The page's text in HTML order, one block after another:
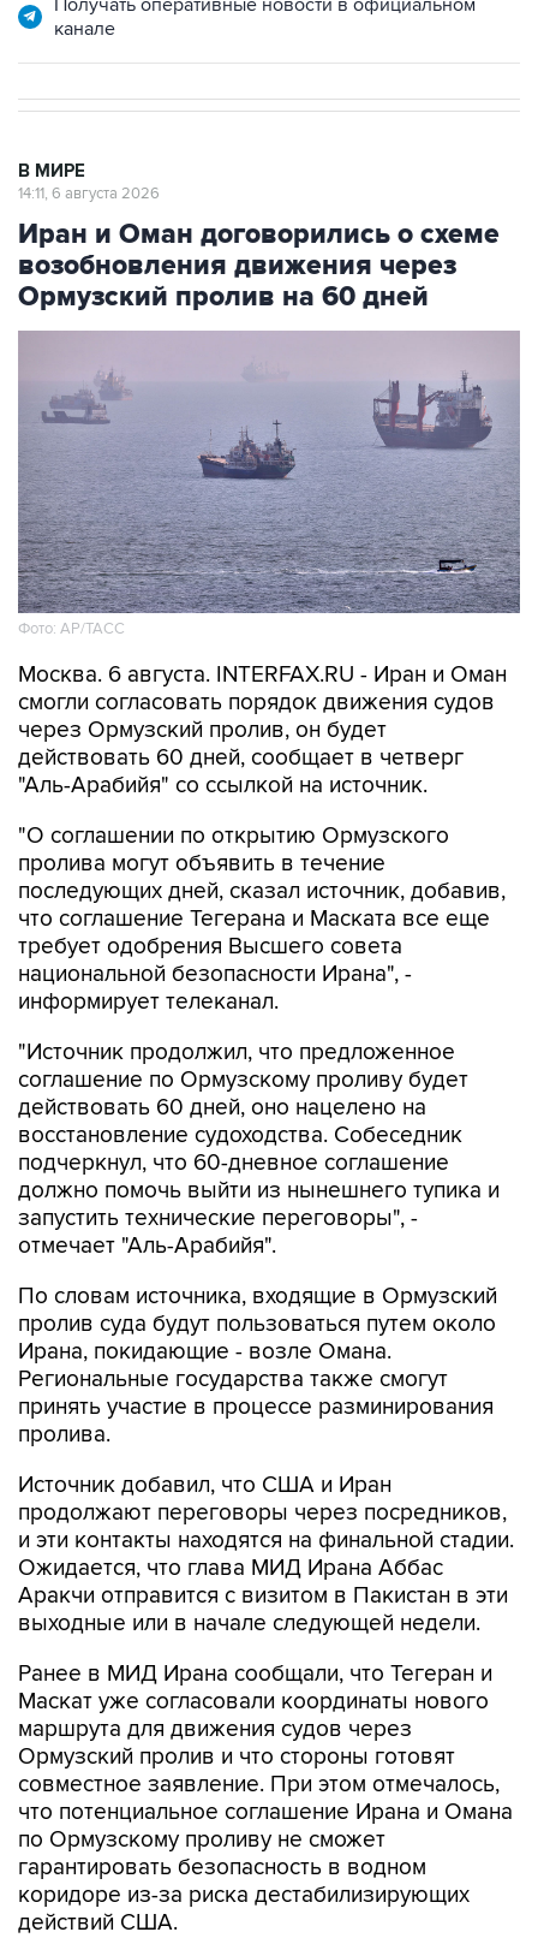
Получать оперативные новости в официальном
канале
В МИРЕ
14:11, 6 августа 2026
Иран и Оман договорились о схеме
возобновления движения через
Ормузский пролив на 60 дней
Фото: AP/ТАСС
Москва. 6 августа. INTERFAX.RU - Иран и Оман
смогли согласовать порядок движения судов
через Ормузский пролив, он будет
действовать 60 дней, сообщает в четверг
"Аль-Арабийя" со ссылкой на источник.
"О соглашении по открытию Ормузского
пролива могут объявить в течение
последующих дней, сказал источник, добавив,
что соглашение Тегерана и Маската все еще
требует одобрения Высшего совета
национальной безопасности Ирана", -
информирует телеканал.
"Источник продолжил, что предложенное
соглашение по Ормузскому проливу будет
действовать 60 дней, оно нацелено на
восстановление судоходства. Собеседник
подчеркнул, что 60-дневное соглашение
должно помочь выйти из нынешнего тупика и
запустить технические переговоры", -
отмечает "Аль-Арабийя".
По словам источника, входящие в Ормузский
пролив суда будут пользоваться путем около
Ирана, покидающие - возле Омана.
Региональные государства также смогут
принять участие в процессе разминирования
пролива.
Источник добавил, что США и Иран
продолжают переговоры через посредников,
и эти контакты находятся на финальной стадии.
Ожидается, что глава МИД Ирана Аббас
Аракчи отправится с визитом в Пакистан в эти
выходные или в начале следующей недели.
Ранее в МИД Ирана сообщали, что Тегеран и
Маскат уже согласовали координаты нового
маршрута для движения судов через
Ормузский пролив и что стороны готовят
совместное заявление. При этом отмечалось,
что потенциальное соглашение Ирана и Омана
по Ормузскому проливу не сможет
гарантировать безопасность в водном
коридоре из-за риска дестабилизирующих
действий США.